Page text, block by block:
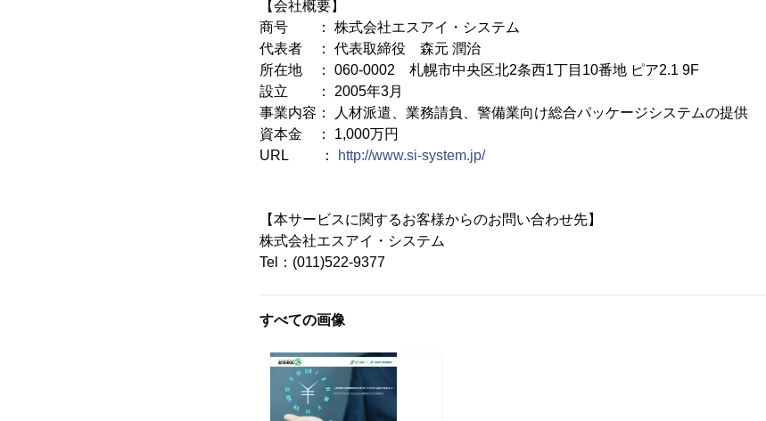
【会社概要】
商号 ： 株式会社エスアイ・システム
代表者 ： 代表取締役 森元 潤治
所在地 ： 060-0002 札幌市中央区北2条西1丁目10番地 ピア2.1 9F
設立 ： 2005年3月
事業内容： 人材派遣、業務請負、警備業向け総合パッケージシステムの提供
資本金 ： 1,000万円
URL ：
http://www.si-system.jp/
【本サービスに関するお客様からのお問い合わせ先】
株式会社エスアイ・システム
Tel：(011)522-9377
すべての画像